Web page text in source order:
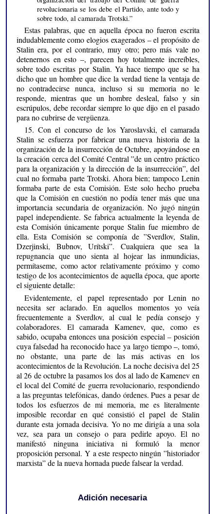
revolucionaria se los debe el Partido, ante todo y
sobre todo, al camarada Trotski.”
Estas palabras, que en aquella época no fueron escrita
indudablemente como elogios exagerados – el propósito de
Stalin era, por el contrario, muy otro; pero más vale no
detenernos en esto –, parecen hoy totalmente increíbles,
sobre todo escritas por Stalin. Ya hace tiempo que se ha
dicho que un hombre que dice la verdad tiene la ventaja de
no contradecirse nunca, incluso si su memoria no le
responde, mientras que un hombre desleal, falso y sin
escrúpulos, debe recordar siempre lo que dijo en el pasado
para no cubrirse de vergüenza.
15. Con el concurso de los Yaroslavski, el camarada
Stalin se esfuerza por fabricar una nueva historia de la
organización de la insurrección de Octubre, apoyándose en
la creación cerca del Comité Central ”de un centro práctico
para la organización y la dirección de la insurrección”, del
cual no formaba parte Trotski. Ahora bien; tampoco Lenin
formaba parte de esta Comisión. Este solo hecho prueba
que la Comisión en cuestión no podía tener más que una
importancia secundaria de organización. No jugó ningún
papel independiente. Se fabrica actualmente la leyenda de
esta Comisión únicamente porque Stalin fue miembro de
ella. Esta Comisión se componía de ”Sverdlov, Stalin,
Dzerjinski, Bubnov, Urítski”. Cualquiera que sea la
repugnancia que uno sienta al hojear las inmundicias,
permítaseme, como actor relativamente próximo y como
testigo de los acontecimientos de aquella época, que aporte
el siguiente detalle:
Evidentemente, el papel representado por Lenin no
necesita ser aclarado. En aquellos momentos yo veía
frecuentemente a Sverdlov, al cual le pedía consejo y
colaboradores. El camarada Kamenev, que, como es
sabido, ocupaba entonces una posición especial – posición
cuya falsedad ha reconocido hace ya largo tiempo –, tomó,
no obstante, una parte de las más activas en los
acontecimientos de la Revolución. La noche decisiva del 25
al 26 de octubre la pasamos los dos al lado de Kamenev en
el local del Comité de guerra revolucionario, respondiendo
a las preguntas telefónicas, dando órdenes. Pues a pesar de
todos los esfuerzos de mi memoria, me es literalmente
imposible recordar en qué consistió el papel de Stalin
durante esta jornada decisiva. Yo no me dirigía a una sola
vez, sea para un consejo o para pedirle apoyo. El no
manifestó ninguna iniciativa ni formuló la menor
proposición personal. Y a este respecto ningún ”historiador
marxista” de la nueva hornada puede falsear la verdad.
Adición necesaria